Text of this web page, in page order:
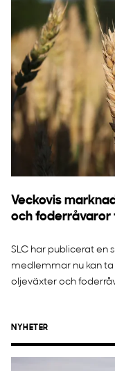
Veckovis
och foderråvaror
SLC har publicerat en
medlemmar nu kan
oljeväxter och
NYHETER